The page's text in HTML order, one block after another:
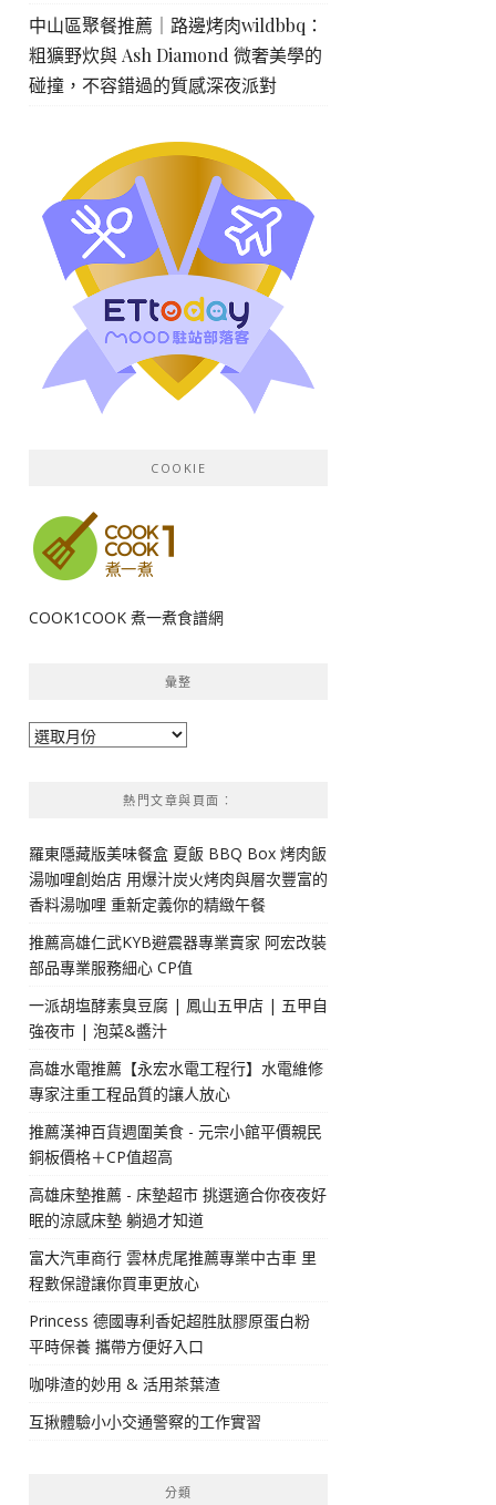
中山區聚餐推薦｜路邊烤肉wildbbq：
粗獷野炊與 Ash Diamond 微奢美學的
碰撞，不容錯過的質感深夜派對
COOKIE
COOK1COOK 煮一煮食譜網
彙整
彙
熱門文章與頁面︰
羅東隱藏版美味餐盒 夏飯 BBQ Box 烤肉飯
湯咖哩創始店 用爆汁炭火烤肉與層次豐富的
香料湯咖哩 重新定義你的精緻午餐
推薦高雄仁武KYB避震器專業賣家 阿宏改裝
部品專業服務細心 CP值
一派胡塩酵素臭豆腐 | 鳳山五甲店 | 五甲自
強夜市 | 泡菜&醬汁
高雄水電推薦【永宏水電工程行】水電維修
專家注重工程品質的讓人放心
推薦漢神百貨週圍美食 - 元宗小館平價親民
銅板價格＋CP值超高
高雄床墊推薦 - 床墊超市 挑選適合你夜夜好
眠的涼感床墊 躺過才知道
富大汽車商行 雲林虎尾推薦專業中古車 里
程數保證讓你買車更放心
Princess 德國專利香妃超胜肽膠原蛋白粉
平時保養 攜帶方便好入口
咖啡渣的妙用 & 活用茶葉渣
互揪體驗小小交通警察的工作實習
分類